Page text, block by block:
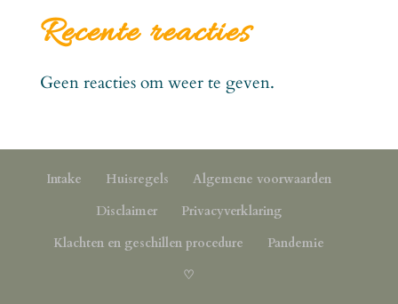
Recente reacties
Geen reacties om weer te geven.
Intake Huisregels
Algemene voorwaarden
Disclaimer
Privacyverklaring
Klachten en geschillen procedure
Pandemie
♡